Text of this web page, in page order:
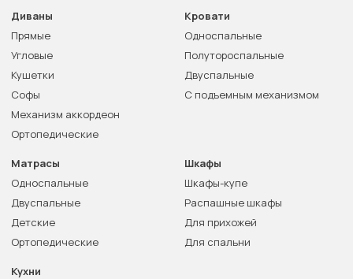
Диваны
Прямые
Угловые
Кушетки
Софы
Механизм аккордеон
Ортопедические
Кровати
Односпальные
Полутороспальные
Двуспальные
С подъемным механизмом
Матрасы
Односпальные
Двуспальные
Детские
Ортопедические
Шкафы
Шкафы-купе
Распашные шкафы
Для прихожей
Для спальни
Кухни